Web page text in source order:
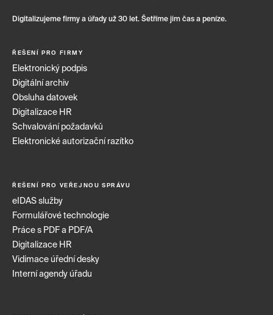
Digitalizujeme firmy a úřady už 30 let. Šetříme jim čas a peníze.
ŘEŠENÍ PRO FIRMY
Elektronický podpis
Digitální archiv
Obsluha datovek
Digitalizace HR
Schvalování požadavků
Elektronické autorizační razítko
ŘEŠENÍ PRO VEŘEJNOU SPRÁVU
eIDAS služby
Formulářové technologie
Práce s PDF a PDF/A
Digitalizace HR
Vidimace úřední desky
Interní agendy úřadu